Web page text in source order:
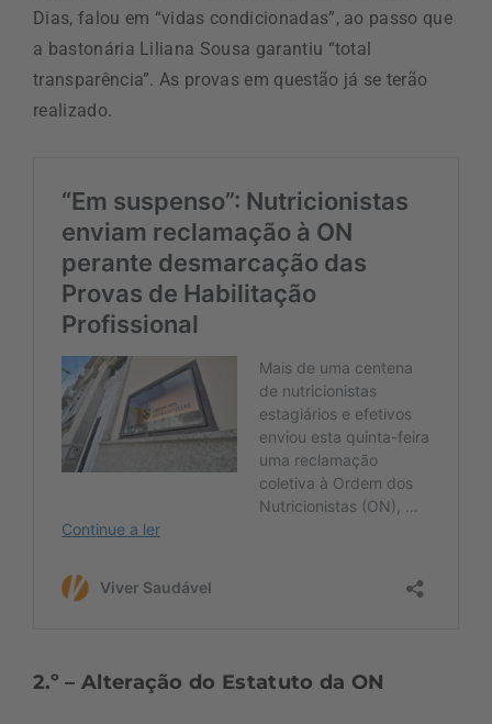
Dias, falou em “vidas condicionadas”, ao passo que
a bastonária Liliana Sousa garantiu “total
transparência”. As provas em questão já se terão
realizado.
2.º – Alteração do Estatuto da ON